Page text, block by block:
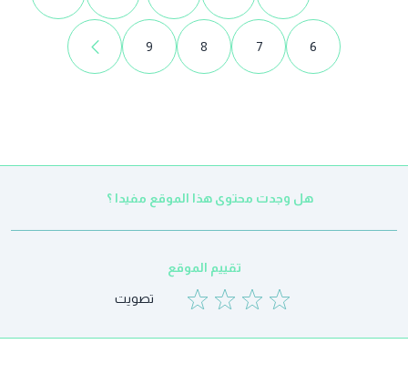
6
7
8
9
هل وجدت محتوى هذا الموقع مفيدا ؟
تقييم الموقع
تصويت